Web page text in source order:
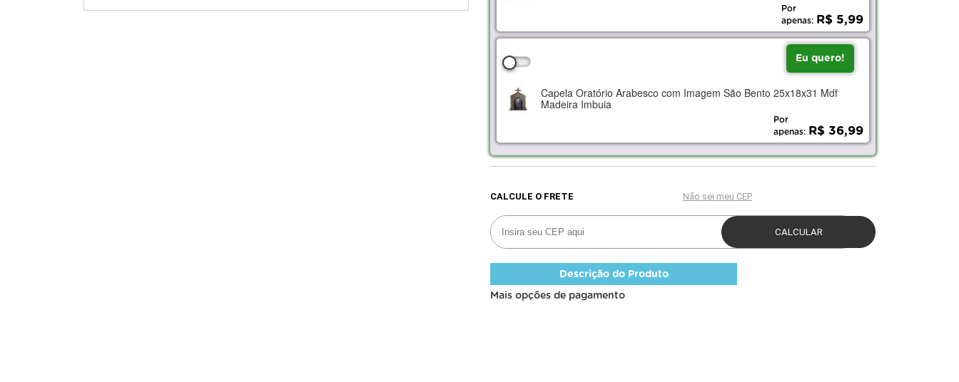
Por
apenas: R$ 5,99
Eu quero!
Capela Oratório Arabesco com Imagem São Bento 25x18x31 Mdf
Madeira Imbuia
Por
apenas: R$ 36,99
Descrição do Produto
Mais opções de pagamento